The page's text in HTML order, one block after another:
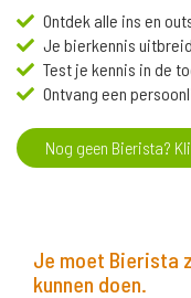
Ontdek alle ins en
Je bierkennis
Test je kennis in de
Ontvang een
Nog geen Bierista?
Je moet Bierista
kunnen doen.